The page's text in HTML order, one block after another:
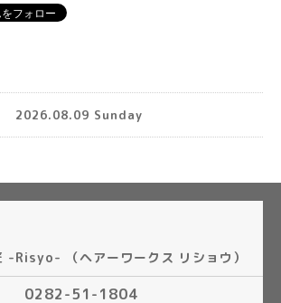
2026.08.09 Sunday
Risyo- （ヘアーワークス リショウ）
0282-51-1804